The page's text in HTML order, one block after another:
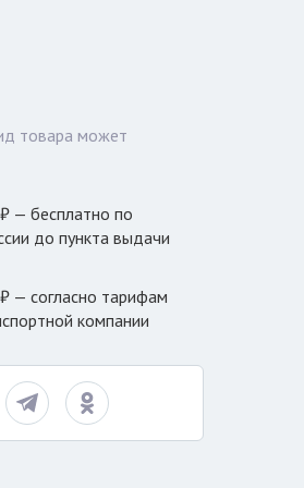
товара может
— бесплатно по
до пункта выдачи
— согласно тарифам
компании